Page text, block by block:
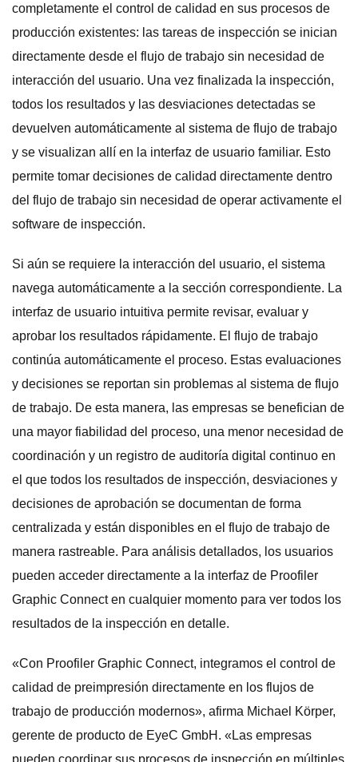
completamente el control de calidad en sus procesos de
producción existentes: las tareas de inspección se inician
directamente desde el flujo de trabajo sin necesidad de
interacción del usuario. Una vez finalizada la inspección,
todos los resultados y las desviaciones detectadas se
devuelven automáticamente al sistema de flujo de trabajo
y se visualizan allí en la interfaz de usuario familiar. Esto
permite tomar decisiones de calidad directamente dentro
del flujo de trabajo sin necesidad de operar activamente el
software de inspección.
Si aún se requiere la interacción del usuario, el sistema
navega automáticamente a la sección correspondiente. La
interfaz de usuario intuitiva permite revisar, evaluar y
aprobar los resultados rápidamente. El flujo de trabajo
continúa automáticamente el proceso. Estas evaluaciones
y decisiones se reportan sin problemas al sistema de flujo
de trabajo. De esta manera, las empresas se benefician de
una mayor fiabilidad del proceso, una menor necesidad de
coordinación y un registro de auditoría digital continuo en
el que todos los resultados de inspección, desviaciones y
decisiones de aprobación se documentan de forma
centralizada y están disponibles en el flujo de trabajo de
manera rastreable. Para análisis detallados, los usuarios
pueden acceder directamente a la interfaz de Proofiler
Graphic Connect en cualquier momento para ver todos los
resultados de la inspección en detalle.
«Con Proofiler Graphic Connect, integramos el control de
calidad de preimpresión directamente en los flujos de
trabajo de producción modernos», afirma Michael Körper,
gerente de producto de EyeC GmbH. «Las empresas
pueden coordinar sus procesos de inspección en múltiples